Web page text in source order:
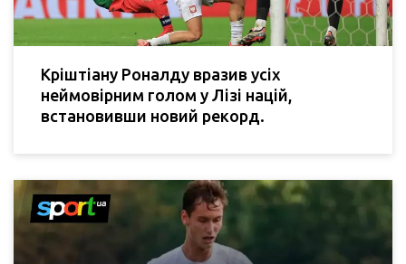
Кріштіану Роналду вразив усіх
неймовірним голом у Лізі націй,
встановивши новий рекорд.